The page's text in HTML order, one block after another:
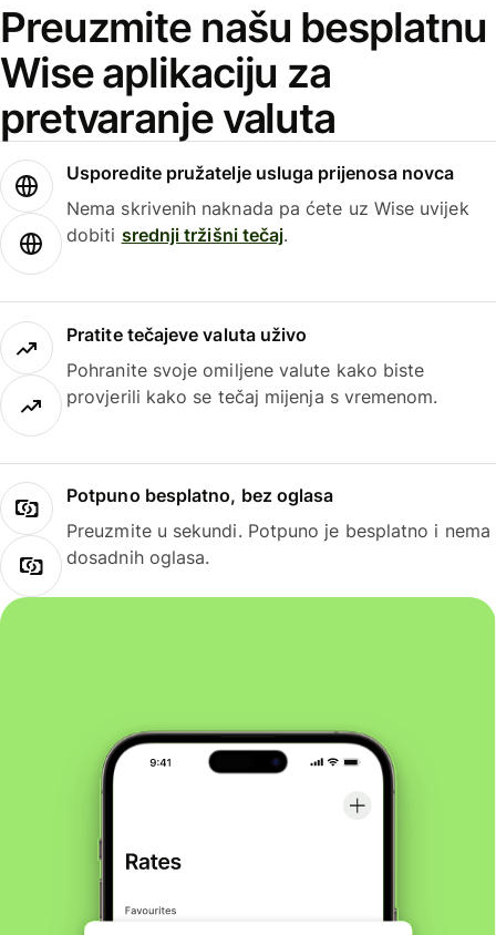
Preuzmite našu besplatnu
Wise aplikaciju za
pretvaranje valuta
Usporedite pružatelje usluga prijenosa novca
Nema skrivenih naknada pa ćete uz Wise uvijek
dobiti srednji tržišni tečaj.
Pratite tečajeve valuta uživo
Pohranite svoje omiljene valute kako biste
provjerili kako se tečaj mijenja s vremenom.
Potpuno besplatno, bez oglasa
Preuzmite u sekundi. Potpuno je besplatno i nema
dosadnih oglasa.